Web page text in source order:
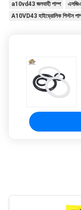
a10vd43 জলবাহী পাম্প
A10VD43 হাইড্রোলিক পিস্টন